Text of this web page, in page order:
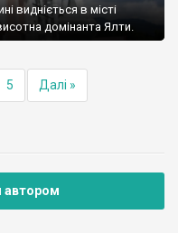
видніється в місті
домінанта Ялти.
5 Далі »
автором